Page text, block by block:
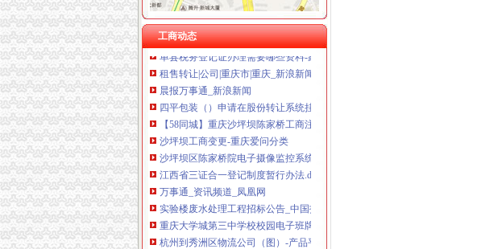
工商动态
【重庆陈家桥税务登记|税务登记证办理|代理税务登记】-重庆赶集网
陈家桥公司注册_陈家桥注册公司_陈家桥代办注册公司_陈家桥代理公
单县税务登记证办理需要哪些资料-家居装修互动问答
租售转让|公司|重庆市|重庆_新浪新闻
晨报万事通_新浪新闻
四平包装（）申请在股份转让系统挂牌并公开转让法律意见
【58同城】重庆沙坪坝陈家桥工商注册_公司注册代理_代办注册公司价
沙坪坝工商变更-重庆爱问分类
沙坪坝区陈家桥院电子摄像监控系统招标公告-中国采招网
江西省三证合一登记制度暂行办法.doc
万事通_资讯频道_凤凰网
实验楼废水处理工程招标公告_中国招标网_重庆市招标
重庆大学城第三中学校校园电子班牌系统（项目编号=SJW-CG
杭州到秀洲区物流公司（图）-产品平台-环球经贸网
中集股份：法律意见书_中集股份（）_公告正文